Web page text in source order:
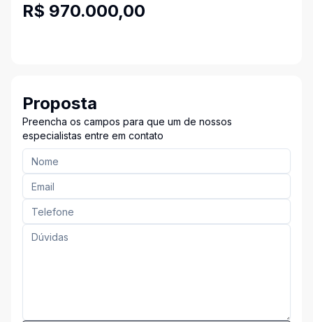
R$ 970.000,00
Proposta
Preencha os campos para que um de nossos
especialistas entre em contato